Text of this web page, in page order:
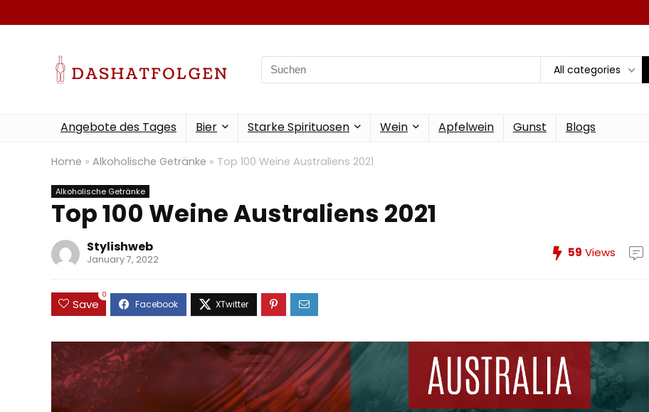
Search
for:
All categories
Angebote des Tages Bier Starke Spirituosen Wein Apfelwein Gunst Blogs
Home » Alkoholische Getränke » Top 100 Weine Australiens 2021
Alkoholische Getränke
Top 100 Weine Australiens 2021
Stylishweb
January 7, 2022 59 Views
Save
0